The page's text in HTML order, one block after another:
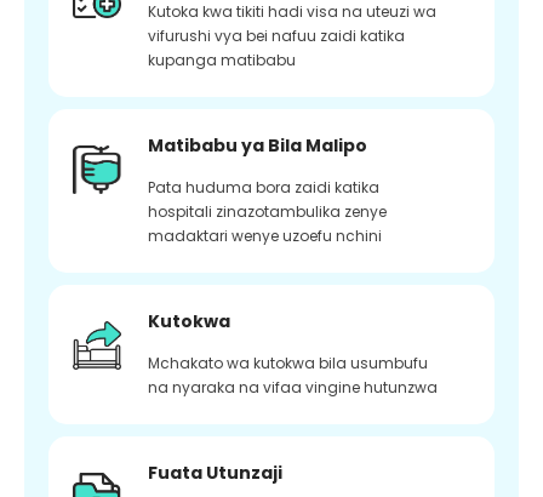
Kutoka kwa tikiti hadi visa na uteuzi wa
vifurushi vya bei nafuu zaidi katika
kupanga matibabu
Matibabu ya Bila Malipo
Pata huduma bora zaidi katika
hospitali zinazotambulika zenye
madaktari wenye uzoefu nchini
Kutokwa
Mchakato wa kutokwa bila usumbufu
na nyaraka na vifaa vingine hutunzwa
Fuata Utunzaji